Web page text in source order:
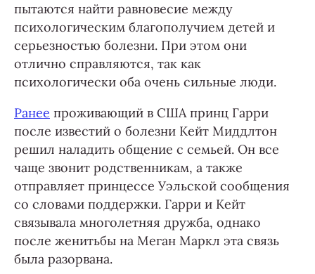
пытаются найти равновесие между
психологическим благополучием детей и
серьезностью болезни. При этом они
отлично справляются, так как
психологически оба очень сильные люди.
Ранее проживающий в США принц Гарри
после известий о болезни Кейт Миддлтон
решил наладить общение с семьей. Он все
чаще звонит родственникам, а также
отправляет принцессе Уэльской сообщения
со словами поддержки. Гарри и Кейт
связывала многолетняя дружба, однако
после женитьбы на Меган Маркл эта связь
была разорвана.